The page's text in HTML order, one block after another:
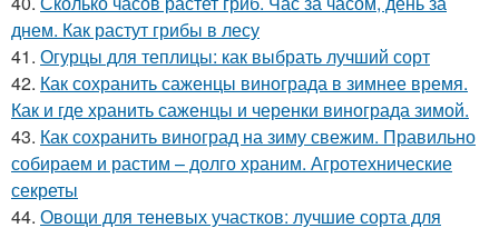
днем. Как растут грибы в лесу
41. Огурцы для теплицы: как выбрать лучший сорт
42. Как сохранить саженцы винограда в зимнее время.
Как и где хранить саженцы и черенки винограда зимой.
43. Как сохранить виноград на зиму свежим. Правильно
собираем и растим – долго храним. Агротехнические
секреты
44. Овощи для теневых участков: лучшие сорта для